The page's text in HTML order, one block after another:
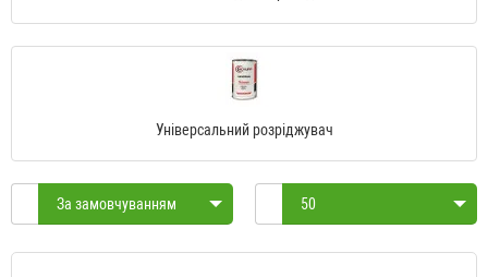
Універсальний розріджувач
За замовчуванням 50